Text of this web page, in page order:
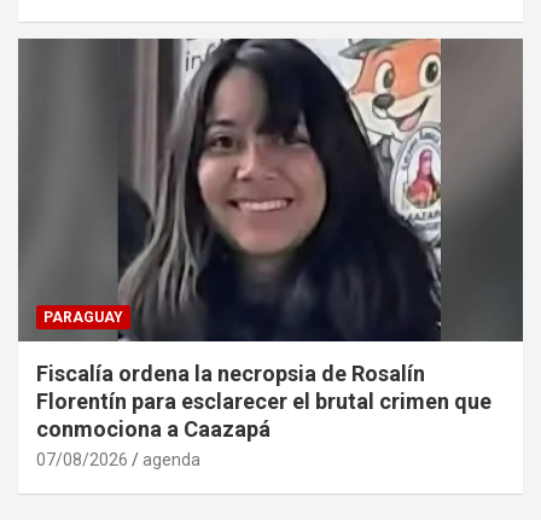
PARAGUAY
Fiscalía ordena la necropsia de Rosalín
Florentín para esclarecer el brutal crimen que
conmociona a Caazapá
07/08/2026 agenda